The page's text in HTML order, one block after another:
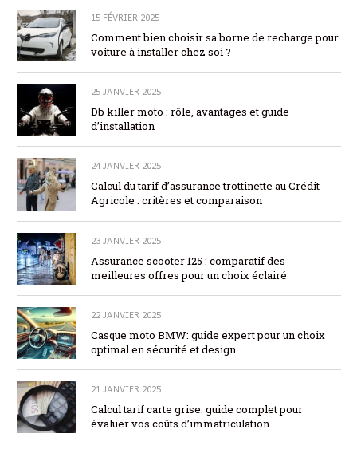
15 FÉVRIER 2025
Comment bien choisir sa borne de recharge pour
voiture à installer chez soi ?
25 JANVIER 2025
Db killer moto : rôle, avantages et guide
d’installation
24 JANVIER 2025
Calcul du tarif d’assurance trottinette au Crédit
Agricole : critères et comparaison
23 JANVIER 2025
Assurance scooter 125 : comparatif des
meilleures offres pour un choix éclairé
22 JANVIER 2025
Casque moto BMW: guide expert pour un choix
optimal en sécurité et design
21 JANVIER 2025
Calcul tarif carte grise: guide complet pour
évaluer vos coûts d’immatriculation